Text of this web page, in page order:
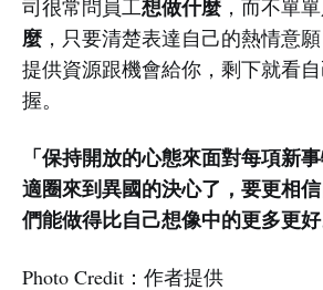
司很常問員工想做什麼，而不單
麼，只要清楚表達自己的熱情意
提供資源跟機會給你，剩下就看
握。
「保持開放的心態來面對每項新
適圈來到異國的決心了，要更相
們能做得比自己想像中的更多更好
Photo Credit：作者提供